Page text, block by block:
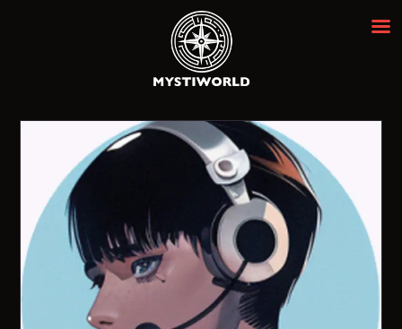
MYSTIWORLD เอสเคป รูม กรุงเทพฯ
ห้องหลบหนีที่ดีที่สุดในกรุงเทพ ★★★★★
ENGLISH